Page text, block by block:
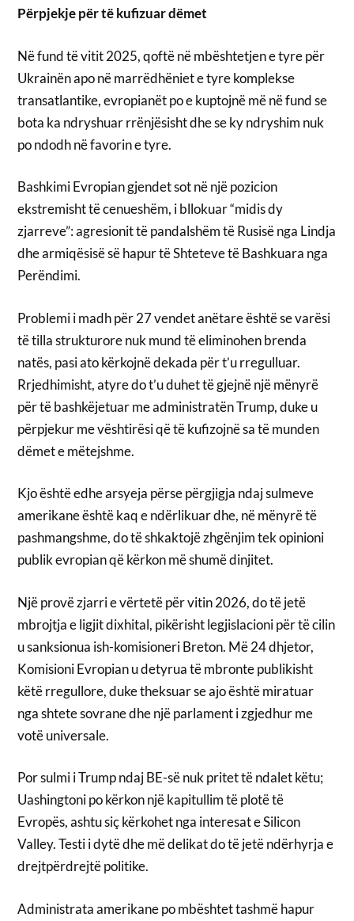
Përpjekje për të kufizuar dëmet
Në fund të vitit 2025, qoftë në mbështetjen e tyre për
Ukrainën apo në marrëdhëniet e tyre komplekse
transatlantike, evropianët po e kuptojnë më në fund se
bota ka ndryshuar rrënjësisht dhe se ky ndryshim nuk
po ndodh në favorin e tyre.
Bashkimi Evropian gjendet sot në një pozicion
ekstremisht të cenueshëm, i bllokuar “midis dy
zjarreve”: agresionit të pandalshëm të Rusisë nga Lindja
dhe armiqësisë së hapur të Shteteve të Bashkuara nga
Perëndimi.
Problemi i madh për 27 vendet anëtare është se varësi
të tilla strukturore nuk mund të eliminohen brenda
natës, pasi ato kërkojnë dekada për t’u rregulluar.
Rrjedhimisht, atyre do t’u duhet të gjejnë një mënyrë
për të bashkëjetuar me administratën Trump, duke u
përpjekur me vështirësi që të kufizojnë sa të munden
dëmet e mëtejshme.
Kjo është edhe arsyeja përse përgjigja ndaj sulmeve
amerikane është kaq e ndërlikuar dhe, në mënyrë të
pashmangshme, do të shkaktojë zhgënjim tek opinioni
publik evropian që kërkon më shumë dinjitet.
Një provë zjarri e vërtetë për vitin 2026, do të jetë
mbrojtja e ligjit dixhital, pikërisht legjislacioni për të cilin
u sanksionua ish-komisioneri Breton. Më 24 dhjetor,
Komisioni Evropian u detyrua të mbronte publikisht
këtë rregullore, duke theksuar se ajo është miratuar
nga shtete sovrane dhe një parlament i zgjedhur me
votë universale.
Por sulmi i Trump ndaj BE-së nuk pritet të ndalet këtu;
Uashingtoni po kërkon një kapitullim të plotë të
Evropës, ashtu siç kërkohet nga interesat e Silicon
Valley. Testi i dytë dhe më delikat do të jetë ndërhyrja e
drejtpërdrejtë politike.
Administrata amerikane po mbështet tashmë hapur